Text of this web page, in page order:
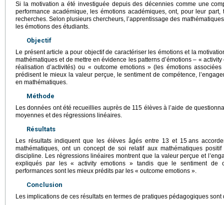
Si la motivation a été investiguée depuis des décennies comme une
performance académique, les émotions académiques, ont, pour leur
recherches. Selon plusieurs chercheurs, l’apprentissage des
les émotions des étudiants.
Objectif
Le présent article a pour objectif de caractériser les émotions et la
mathématiques et de mettre en évidence les patterns d’émotions – «
réalisation d’activités) ou « outcome emotions » (les émotions
prédisent le mieux la valeur perçue, le sentiment de compétence,
en mathématiques.
Méthode
Les données ont été recueillies auprès de 115 élèves à l’aide de
moyennes et des régressions linéaires.
Résultats
Les résultats indiquent que les élèves âgés entre 13 et 15 ans
mathématiques, ont un concept de soi relatif aux mathématiques positif
discipline. Les régressions linéaires montrent que la valeur perçue et
expliqués par les « activity emotions » tandis que le sentiment de
performances sont les mieux prédits par les « outcome emotions ».
Conclusion
Les implications de ces résultats en termes de pratiques pédagogiques sont